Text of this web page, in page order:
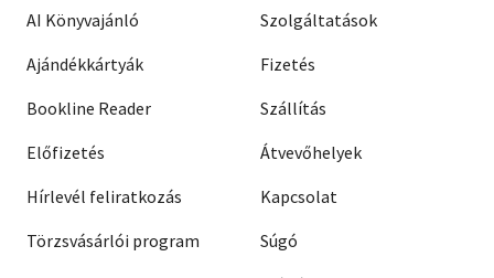
AI Könyvajánló
Ajándékkártyák
Bookline Reader
Előfizetés
Hírlevél feliratkozás
Törzsvásárlói program
Szolgáltatások
Fizetés
Szállítás
Átvevőhelyek
Kapcsolat
Súgó